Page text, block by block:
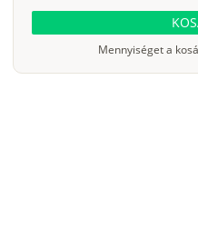
Mennyiséget a